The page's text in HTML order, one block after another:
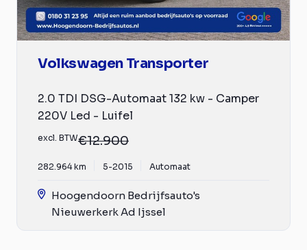
Volkswagen Transporter
2.0 TDI DSG-Automaat 132 kw - Camper
220V Led - Luifel
excl. BTW€12.900
282.964 km 5-2015 Automaat
Hoogendoorn Bedrijfsauto's
Nieuwerkerk Ad Ijssel